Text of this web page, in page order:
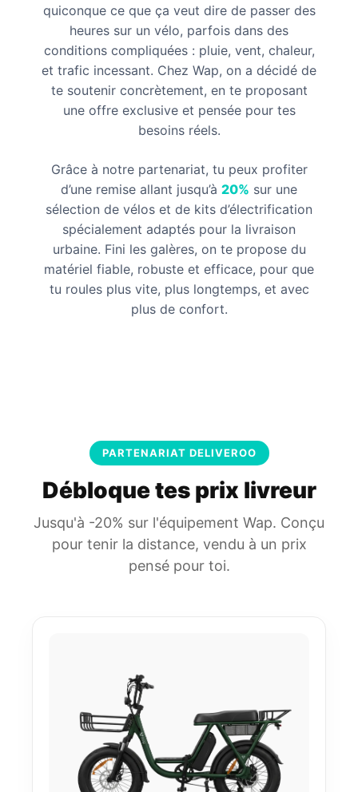
quiconque ce que ça veut dire de passer des
heures sur un vélo, parfois dans des
conditions compliquées : pluie, vent, chaleur,
et trafic incessant. Chez Wap, on a décidé de
te soutenir concrètement, en te proposant
une offre exclusive et pensée pour tes
besoins réels.
Grâce à notre partenariat, tu peux profiter
d’une remise allant jusqu’à 20% sur une
sélection de vélos et de kits d’électrification
spécialement adaptés pour la livraison
urbaine. Fini les galères, on te propose du
matériel fiable, robuste et efficace, pour que
tu roules plus vite, plus longtemps, et avec
plus de confort.
PARTENARIAT DELIVEROO
Débloque tes prix livreur
Jusqu'à -20% sur l'équipement Wap. Conçu
pour tenir la distance, vendu à un prix
pensé pour toi.